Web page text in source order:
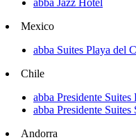
Mexico
abba Suites Playa del
Chile
abba Presidente
abba Presidente Suites
Andorra